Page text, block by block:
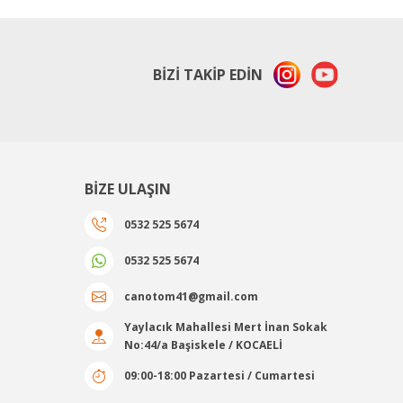
BİZİ TAKİP EDİN
BİZE ULAŞIN
0532 525 5674
0532 525 5674
canotom41@gmail.com
Yaylacık Mahallesi Mert İnan Sokak
No:44/a Başiskele / KOCAELİ
09:00-18:00 Pazartesi / Cumartesi